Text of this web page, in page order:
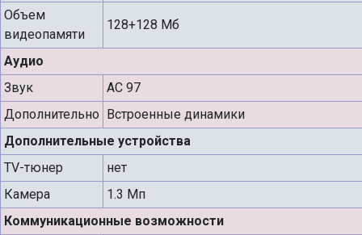
Объем
видеопамяти
128+128 Мб
Аудио
Звук
AC 97
Дополнительно Встроенные динамики
Дополнительные устройства
TV-тюнер
нет
Камера
1.3 Мп
Коммуникационные возможности